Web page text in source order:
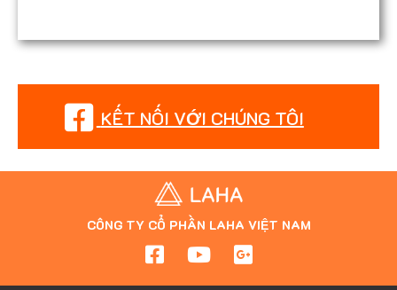
KẾT NỐI VỚI CHÚNG TÔI
CÔNG TY CỔ PHẦN LAHA VIỆT NAM